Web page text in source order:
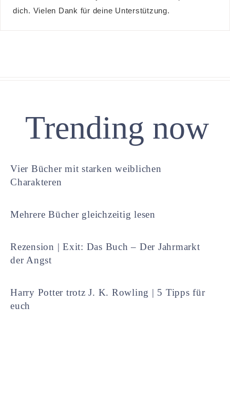
dich. Vielen Dank für deine Unterstützung.
Trending now
Vier Bücher mit starken weiblichen
Charakteren
Mehrere Bücher gleichzeitig lesen
Rezension | Exit: Das Buch – Der Jahrmarkt
der Angst
Harry Potter trotz J. K. Rowling | 5 Tipps für
euch